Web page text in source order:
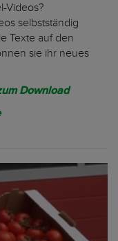
Videos?
selbstständig
Texte auf den
sie ihr neues
Download